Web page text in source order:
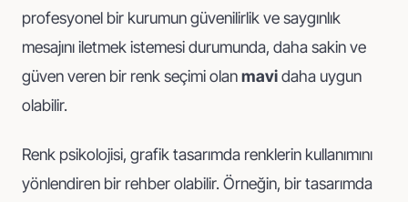
profesyonel bir kurumun güvenilirlik ve saygınlık
mesajını iletmek istemesi durumunda, daha sakin ve
güven veren bir renk seçimi olanmavidaha uygun
olabilir.
Renk psikolojisi, grafik tasarımda renklerin kullanımını
yönlendiren bir rehber olabilir. Örneğin, bir tasarımda